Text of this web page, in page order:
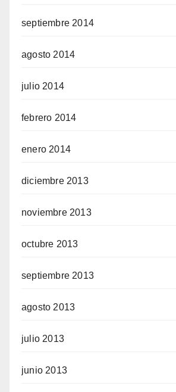
septiembre 2014
agosto 2014
julio 2014
febrero 2014
enero 2014
diciembre 2013
noviembre 2013
octubre 2013
septiembre 2013
agosto 2013
julio 2013
junio 2013